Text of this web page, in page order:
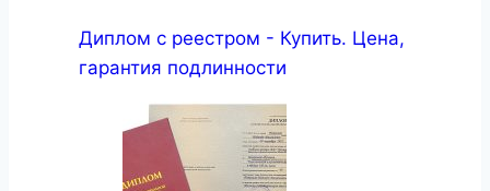
Диплом с реестром - Купить. Цена,
гарантия подлинности